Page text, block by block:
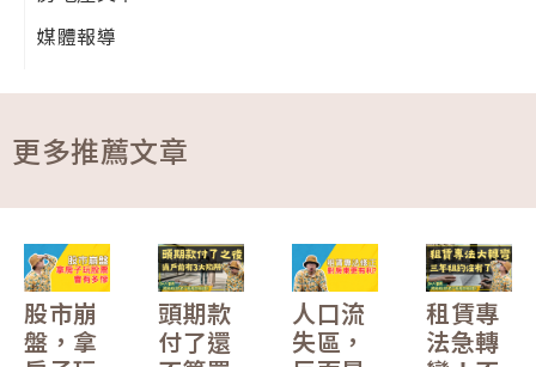
媒體報導
更多推薦文章
股市崩
盤，拿
頭期款
付了還
人口流
失區，
租賃專
法急轉